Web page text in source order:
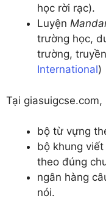
học rời rạc).
Luyện
trường học,
trường,
International)
Tại
bộ từ vựng
bộ khung
theo đúng
ngân hàng
nói.